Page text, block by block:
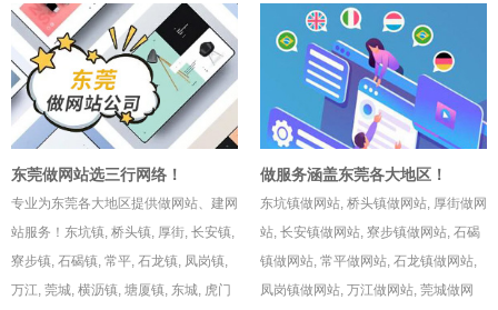
东莞做网站选三行网络！
专业为东莞各大地区提供做网站、建网
站服务！ 东坑镇, 桥头镇, 厚街, 长安镇,
寮步镇, 石碣镇, 常平, 石龙镇, 凤岗镇,
万江, 莞城, 横沥镇, 塘厦镇, 东城, 虎门
做服务涵盖东莞各大地区！
东坑镇做网站, 桥头镇做网站, 厚街做网
站, 长安镇做网站, 寮步镇做网站, 石碣
镇做网站, 常平做网站, 石龙镇做网站,
凤岗镇做网站, 万江做网站, 莞城做网